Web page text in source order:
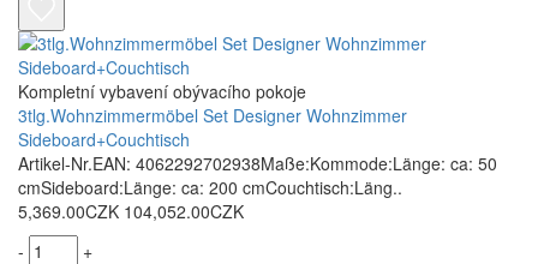
Kompletní vybavení obývacího pokoje
3tlg.Wohnzimmermöbel Set Designer Wohnzimmer
Sideboard+Couchtisch
Artikel-Nr.EAN: 4062292702938Maße:Kommode:Länge: ca: 50
cmSideboard:Länge: ca: 200 cmCouchtisch:Läng..
5,369.00CZK 104,052.00CZK
-
+